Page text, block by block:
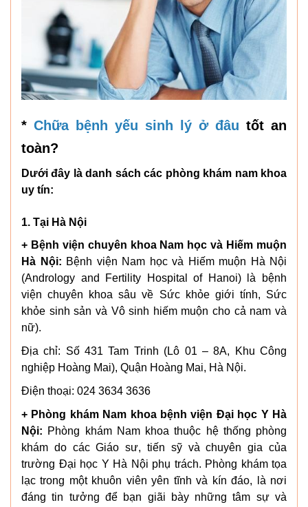
* Chữa bệnh yếu sinh lý ở đâu tốt an
toàn?
Dưới đây là danh sách các phòng khám nam khoa
uy tín:
1. Tại Hà Nội
+ Bệnh viện chuyên khoa Nam học và Hiếm muộn
Hà Nội: Bệnh viện Nam học và Hiếm muộn Hà Nội
(Andrology and Fertility Hospital of Hanoi) là bệnh
viện chuyên khoa sâu về Sức khỏe giới tính, Sức
khỏe sinh sản và Vô sinh hiếm muộn cho cả nam và
nữ).
Địa chỉ: Số 431 Tam Trinh (Lô 01 – 8A, Khu Công
nghiệp Hoàng Mai), Quận Hoàng Mai, Hà Nội.
Điện thoại: 024 3634 3636
+ Phòng khám Nam khoa bệnh viện Đại học Y Hà
Nội: Phòng khám Nam khoa thuộc hệ thống phòng
khám do các Giáo sư, tiến sỹ và chuyên gia của
trường Đại học Y Hà Nội phụ trách. Phòng khám tọa
lạc trong một khuôn viên yên tĩnh và kín đáo, là nơi
đáng tin tưởng để bạn giãi bày những tâm sự và